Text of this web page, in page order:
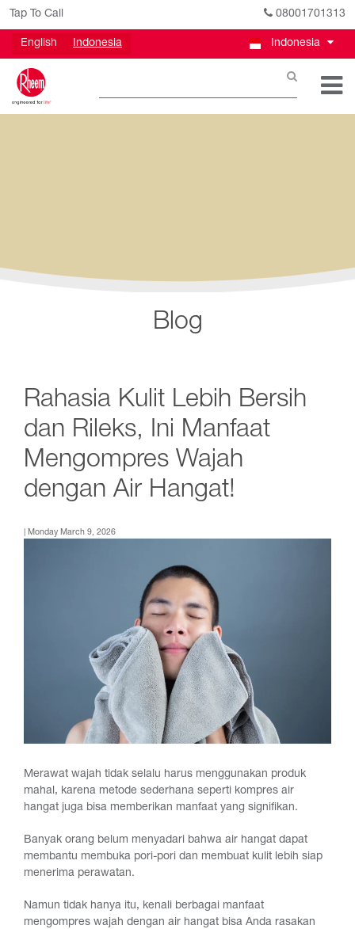
Tap To Call 08001701313
Indonesia
English Indonesia
Blog
Rahasia Kulit Lebih Bersih
dan Rileks, Ini Manfaat
Mengompres Wajah
dengan Air Hangat!
| Monday March 9, 2026
Merawat wajah tidak selalu harus menggunakan produk
mahal, karena metode sederhana seperti kompres air
hangat juga bisa memberikan manfaat yang signifikan.
Banyak orang belum menyadari bahwa air hangat dapat
membantu membuka pori-pori dan membuat kulit lebih siap
menerima perawatan.
Namun tidak hanya itu, kenali berbagai manfaat
mengompres wajah dengan air hangat bisa Anda rasakan